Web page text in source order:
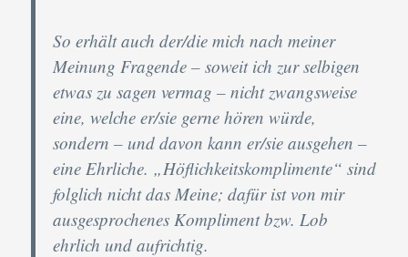
So erhält auch der/die mich nach meiner
Meinung Fragende – soweit ich zur selbigen
etwas zu sagen vermag – nicht zwangsweise
eine, welche er/sie gerne hören würde,
sondern – und davon kann er/sie ausgehen –
eine Ehrliche. „Höflichkeitskomplimente“ sind
folglich nicht das Meine; dafür ist von mir
ausgesprochenes Kompliment bzw. Lob
ehrlich und aufrichtig.